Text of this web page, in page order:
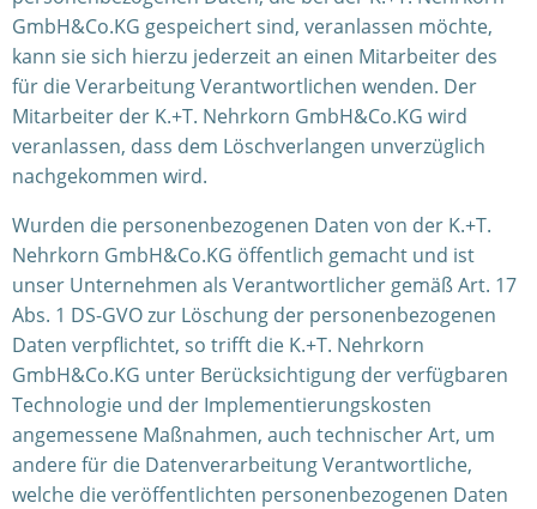
GmbH&Co.KG gespeichert sind, veranlassen möchte,
kann sie sich hierzu jederzeit an einen Mitarbeiter des
für die Verarbeitung Verantwortlichen wenden. Der
Mitarbeiter der K.+T. Nehrkorn GmbH&Co.KG wird
veranlassen, dass dem Löschverlangen unverzüglich
nachgekommen wird.
Wurden die personenbezogenen Daten von der K.+T.
Nehrkorn GmbH&Co.KG öffentlich gemacht und ist
unser Unternehmen als Verantwortlicher gemäß Art. 17
Abs. 1 DS-GVO zur Löschung der personenbezogenen
Daten verpflichtet, so trifft die K.+T. Nehrkorn
GmbH&Co.KG unter Berücksichtigung der verfügbaren
Technologie und der Implementierungskosten
angemessene Maßnahmen, auch technischer Art, um
andere für die Datenverarbeitung Verantwortliche,
welche die veröffentlichten personenbezogenen Daten